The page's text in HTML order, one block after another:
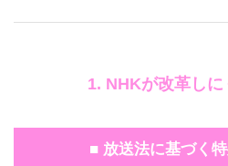
1. NHKが改革し
■ 放送法に基づく